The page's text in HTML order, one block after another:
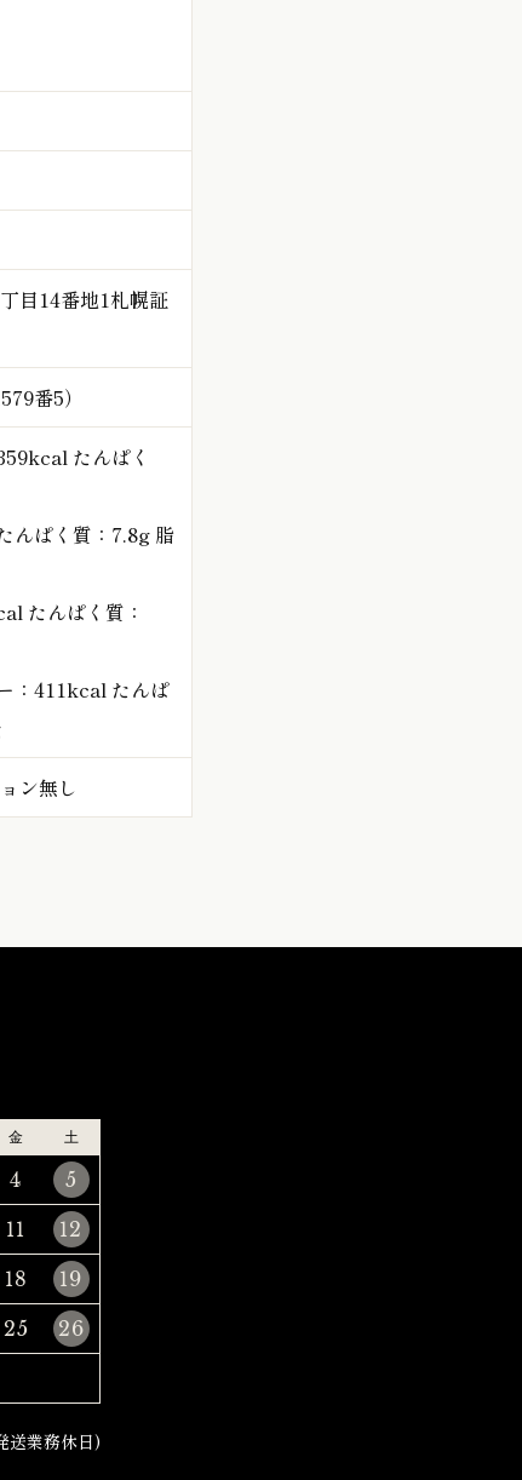
目14番地1札幌証
番5）
たんぱく
んぱく質：7.8g 脂
たんぱく質：
：411kcal たんぱ
ン無し
金 土
4 5
11 12
18 19
25 26
業務休日)